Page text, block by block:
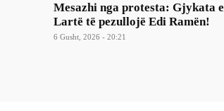
Mesazhi nga protesta: Gjykata e
Lartë të pezullojë Edi Ramën!
6 Gusht, 2026 - 20:21